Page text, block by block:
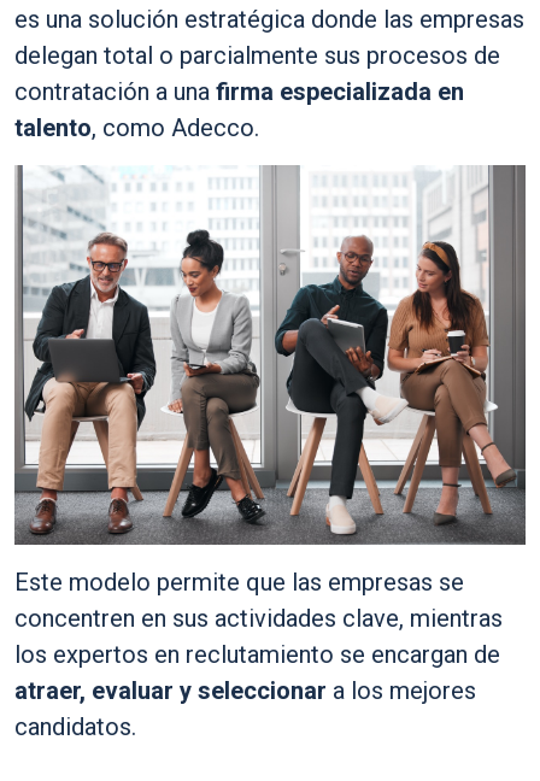
es una solución estratégica donde las empresas
delegan total o parcialmente sus procesos de
contratación a una firma especializada en
talento, como Adecco.
Este modelo permite que las empresas se
concentren en sus actividades clave, mientras
los expertos en reclutamiento se encargan de
atraer, evaluar y seleccionar a los mejores
candidatos.